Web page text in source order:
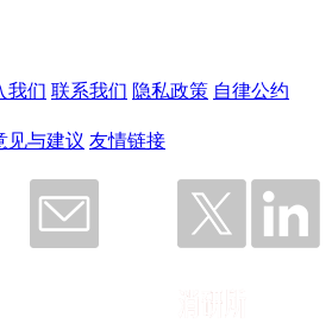
我们 联系我们 隐私政策 自律公约
见与建议 友情链接